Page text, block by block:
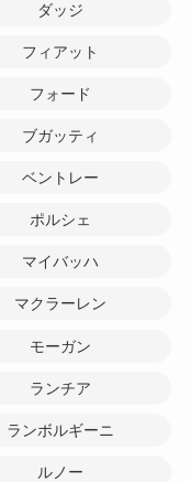
ダッジ
フィアット
フォード
ブガッティ
ベントレー
ポルシェ
マイバッハ
マクラーレン
モーガン
ランチア
ランボルギーニ
ルノー